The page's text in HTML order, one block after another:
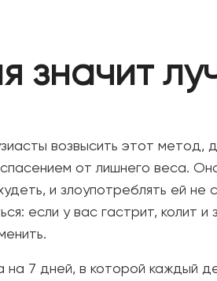
значит
возвысить этот метод,
от лишнего веса.
и злоупотреблять ей не
если у вас гастрит, колит
7 дней, в которой каждый